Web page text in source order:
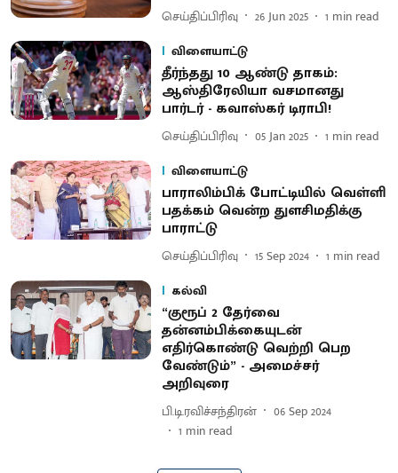
செய்திப்பிரிவு 26 Jun 2025 1 min read
விளையாட்டு
தீர்ந்தது 10 ஆண்டு தாகம்:
ஆஸ்திரேலியா வசமானது
பார்டர் - கவாஸ்கர் டிராபி!
செய்திப்பிரிவு 05 Jan 2025 1 min read
விளையாட்டு
பாராலிம்பிக் போட்டியில் வெள்ளி
பதக்கம் வென்ற துளசிமதிக்கு
பாராட்டு
செய்திப்பிரிவு 15 Sep 2024 1 min read
கல்வி
“குரூப் 2 தேர்வை
தன்னம்பிக்கையுடன்
எதிர்கொண்டு வெற்றி பெற
வேண்டும்” - அமைச்சர்
அறிவுரை
பி.டி.ரவிச்சந்திரன்
06 Sep 2024
1 min read